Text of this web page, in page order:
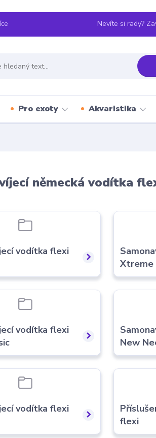
Nevíte si rady?
Pro exoty Akvaristika
německá vodítka
vodítka flexi
Xtreme
vodítka flexi
New
vodítka flexi
flexi